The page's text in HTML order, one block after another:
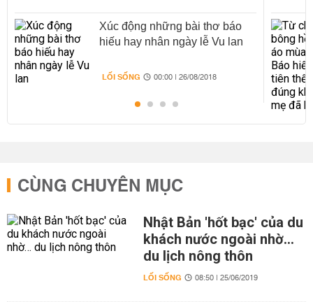
Xúc động những bài thơ báo
hiếu hay nhân ngày lễ Vu lan
LỐI SỐNG 00:00 | 26/08/2018
CÙNG CHUYÊN MỤC
Nhật Bản 'hốt bạc' của du
khách nước ngoài nhờ…
du lịch nông thôn
LỐI SỐNG 08:50 | 25/06/2019